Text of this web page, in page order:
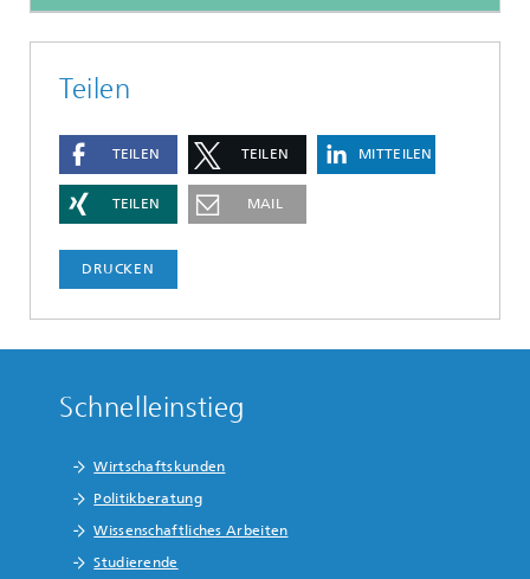
Teilen
TEILEN TEILEN MITTEILEN
TEILEN MAIL
DRUCKEN
Schnelleinstieg
Wirtschaftskunden
Politikberatung
Wissenschaftliches Arbeiten
Studierende